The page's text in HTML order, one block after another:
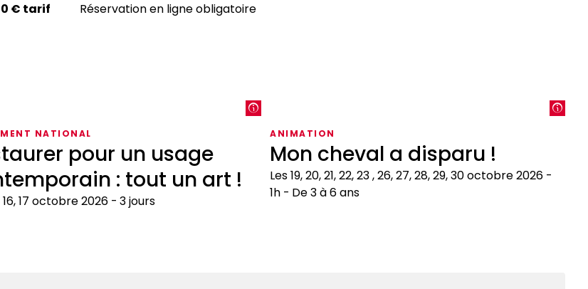
€ tarif
Réservation en ligne obligatoire
pour un usage
: tout un art !
16, 17 octobre 2026 3 jours
NATIONAL
Mon cheval a disparu !
Les 19, 20, 21, 22, 23 , 26, 27, 28, 29, 30 octobre 2026
1h
De 3 à 6 ans
ANIMATION